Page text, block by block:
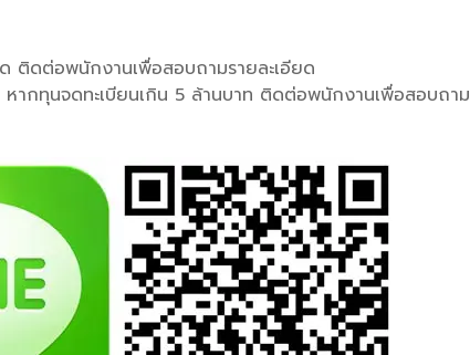
ติดต่อพนักงานเพื่อสอบถามรายละเอียด
ากทุนจดทะเบียนเกิน 5 ล้านบาท ติดต่อพนักงานเพื่อสอบถาม